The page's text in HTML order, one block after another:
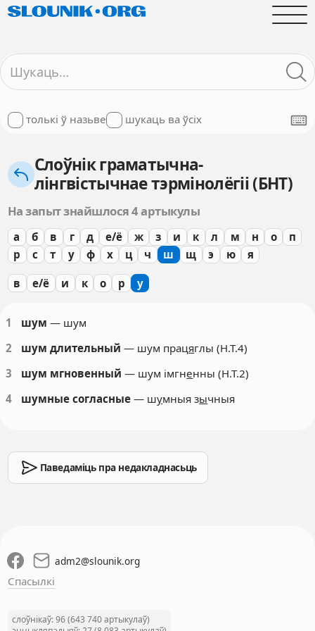
толькі ў назьве шукаць ва ўсіх
Слоўнік граматычна-
лінгвістычнае тэрмінолёгіі (БНТ)
На запыт знайшлося 4 артыкулы
а б в г д е/ё ж з и к л м н о
п
р
с т у ф х ц ч ш щ э ю я
в е/ё и к о р у
1 шум — шум
2
шум длительный — шум працяглы (Н.Т.4)
3
шум мгновенный — шум імгненны (Н.Т.2)
4
шумные согласные — шумныя зычныя
Паведаміць пра недакладнасьць
adm2@slounik.org
Спасылкі
слоўнікаў: 96 (643 740 артыкулаў)